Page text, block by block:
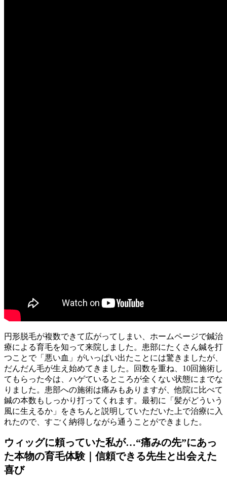
円形脱毛が複数できて広がってしまい、ホームページで鍼治
療による育毛を知って来院しました。患部にたくさん鍼を打
つことで「悪い血」がいっぱい出たことには驚きましたが、
だんだん毛が生え始めてきました。回数を重ね、10回施術し
てもらった今は、ハゲているところが全くない状態にまでな
りました。患部への施術は痛みもありますが、他院に比べて
鍼の本数もしっかり打ってくれます。最初に「髪がどういう
風に生えるか」をきちんと説明していただいた上で治療に入
れたので、すごく納得しながら通うことができました。
ウィッグに頼っていた私が…“痛みの先”にあっ
た本物の育毛体験｜信頼できる先生と出会えた
喜び